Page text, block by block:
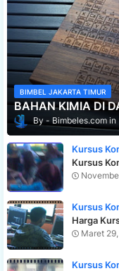
BIMBEL JAKARTA TIMUR
BAHAN KIMIA DI
Bimbeles.com
Kursus
Kursus
Kursus
Harga
Maret
Kursus